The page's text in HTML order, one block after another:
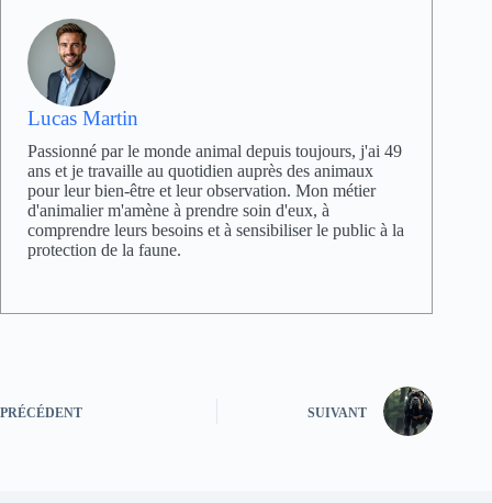
Lucas Martin
Passionné par le monde animal depuis toujours, j'ai 49
ans et je travaille au quotidien auprès des animaux
pour leur bien-être et leur observation. Mon métier
d'animalier m'amène à prendre soin d'eux, à
comprendre leurs besoins et à sensibiliser le public à la
protection de la faune.
PRÉCÉDENT SUIVANT